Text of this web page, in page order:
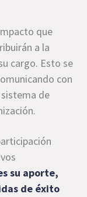
que
a la
cargo. Esto se
con
de
su aporte,
de éxito